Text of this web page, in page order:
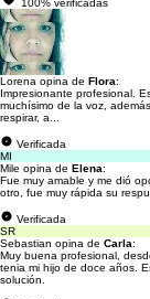
100% verificadas
Lorena opina de Flora:
Impresionante profesional.
muchísimo de la voz,
respirar, a...
Verificada
MI
Mile opina de Elena:
Fue muy amable y me dió
otro, fue muy rápida su
Verificada
SR
Sebastian opina de Carla:
Muy buena profesional,
tenia mi hijo de doce años.
solución.